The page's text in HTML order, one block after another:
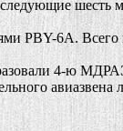
шесть
PBY-6А. Всего
4-ю МДРАЭ.